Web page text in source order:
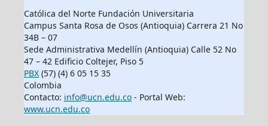
Católica del Norte Fundación Universitaria
Campus Santa Rosa de Osos (Antioquia) Carrera 21 No
34B – 07
Sede Administrativa Medellín (Antioquia) Calle 52 No
47 – 42 Edificio Coltejer, Piso 5
PBX(57) (4) 6 05 15 35
Colombia
Contacto: info@ucn.edu.co- Portal Web:
www.ucn.edu.co